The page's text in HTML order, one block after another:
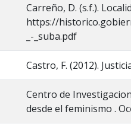
Carreño, D. (s.f.).
https://
_-_suba.pdf
Castro, F. (2012).
Centro de
desde el feminismo .